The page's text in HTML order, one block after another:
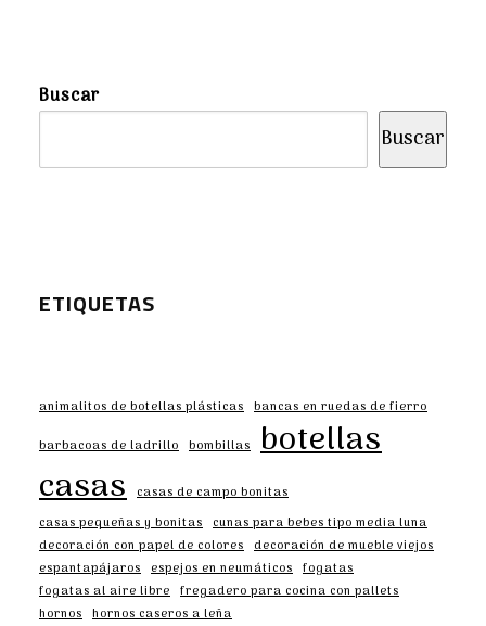
Buscar
Buscar
ETIQUETAS
animalitos de botellas plásticas bancas en ruedas de fierro
barbacoas de ladrillo bombillas botellas
casas casas de campo bonitas
casas pequeñas y bonitas cunas para bebes tipo media luna
decoración con papel de colores decoración de mueble viejos
espantapájaros espejos en neumáticos fogatas
fogatas al aire libre fregadero para cocina con pallets
hornos hornos caseros a leña